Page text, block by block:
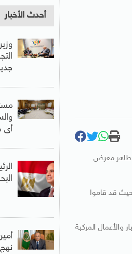
طاهر معرض
قد قاموا
والأحبار والأعمال المركبة
أحدث الأخبار